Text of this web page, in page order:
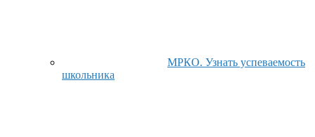
МРКО. Узнать успеваемость
школьника